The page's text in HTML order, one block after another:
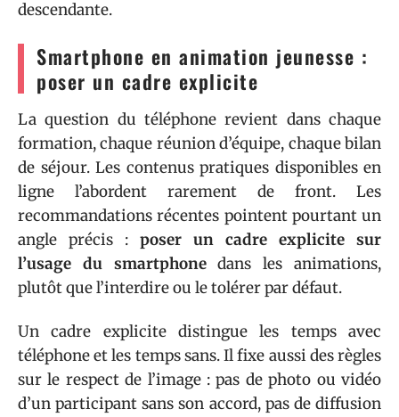
descendante.
Smartphone en animation jeunesse :
poser un cadre explicite
La question du téléphone revient dans chaque
formation, chaque réunion d’équipe, chaque bilan
de séjour. Les contenus pratiques disponibles en
ligne l’abordent rarement de front. Les
recommandations récentes pointent pourtant un
angle précis : poser un cadre explicite sur
l’usage du smartphonedans les animations,
plutôt que l’interdire ou le tolérer par défaut.
Un cadre explicite distingue les temps avec
téléphone et les temps sans. Il fixe aussi des règles
sur le respect de l’image : pas de photo ou vidéo
d’un participant sans son accord, pas de diffusion